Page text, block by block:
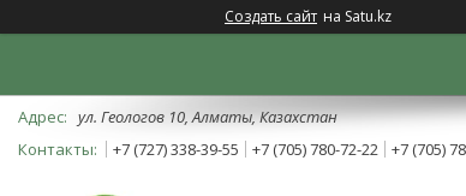
Создать сайт на Satu.kz
ул. Геологов 10, Алматы, Казахстан
+7 (727) 338-39-55
+7 (705) 780-72-22 +7 (705)